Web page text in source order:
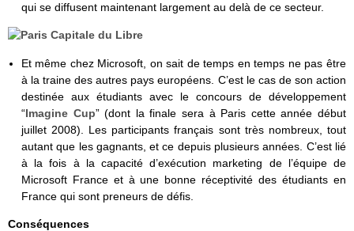
qui se diffusent maintenant largement au delà de ce secteur.
Et même chez Microsoft, on sait de temps en temps ne pas être
à la traine des autres pays européens. C’est le cas de son action
destinée aux étudiants avec le concours de développement
“Imagine Cup” (dont la finale sera à Paris cette année début
juillet 2008). Les participants français sont très nombreux, tout
autant que les gagnants, et ce depuis plusieurs années. C’est lié
à la fois à la capacité d’exécution marketing de l’équipe de
Microsoft France et à une bonne réceptivité des étudiants en
France qui sont preneurs de défis.
Conséquences